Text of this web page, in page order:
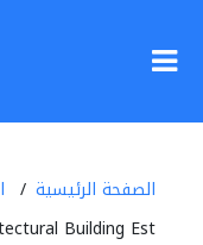
الصفحة الرئيسية
Building Est